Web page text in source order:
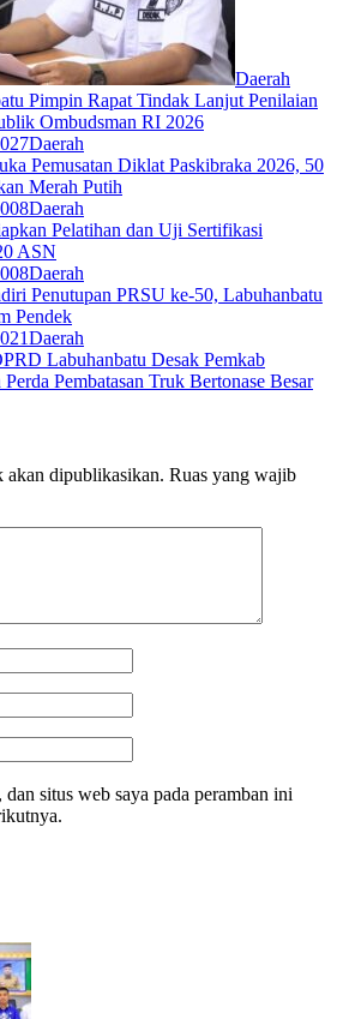
Daerah
Pimpin Rapat Tindak Lanjut Penilaian
Ombudsman RI 2026
Daerah
Pemusatan Diklat Paskibraka 2026, 50
Merah Putih
Daerah
Pelatihan dan Uji Sertifikasi
ASN
Daerah
Penutupan PRSU ke-50, Labuhanbatu
Pendek
Daerah
Labuhanbatu Desak Pemkab
Pembatasan Truk Bertonase Besar
akan dipublikasikan. Ruas yang wajib
situs web saya pada peramban ini